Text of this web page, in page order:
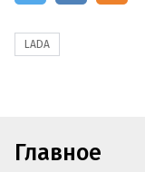
LADA
Главное